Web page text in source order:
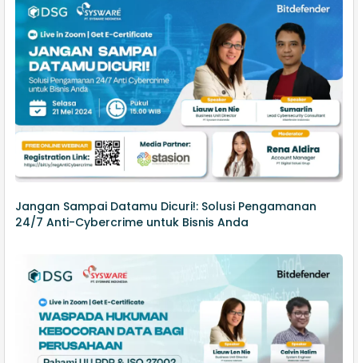
Jangan Sampai Datamu Dicuri!: Solusi Pengamanan
24/7 Anti-Cybercrime untuk Bisnis Anda